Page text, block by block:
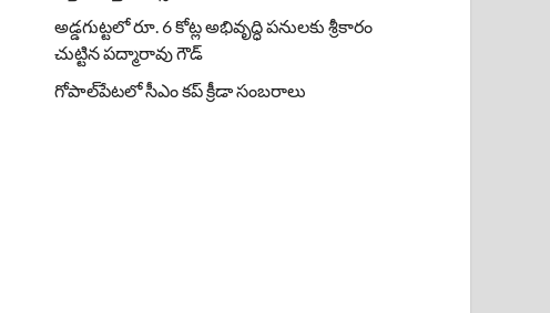
అడ్డగుట్టలో రూ. 6 కోట్ల అభివృద్ధి పనులకు శ్రీకారం
చుట్టిన పద్మారావు గౌడ్
గోపాల్‌పేటలో సీఎం కప్ క్రీడా సంబరాలు